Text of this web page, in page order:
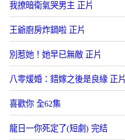
我撩暗衛氣哭男主 正片
王爺廚房炸鍋啦 正片
別惹她！她早已無敵 正片
八零煖婚：錯嫁之後是良緣 正片
喜歡你 全62集
龍日一你死定了(短劇) 完结